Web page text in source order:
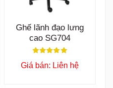
Ghế lãnh đạo lưng
cao SG704
Giá bán: Liên hệ